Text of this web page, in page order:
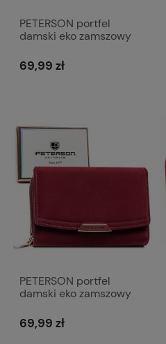
PETERSON portfel
damski eko zamszowy
beżowy
69,99 zł
PETERSON portfel
damski eko zamszowy
suwakiem P232 ciemny
bordowy
69,99 zł